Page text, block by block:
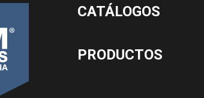
CATÁLOGOS
PRODUCTOS